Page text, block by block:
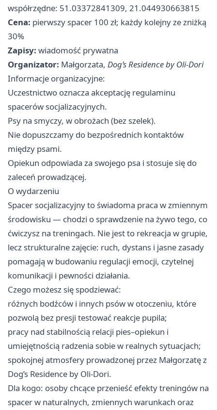
współrzędne: 51.03372841309, 21.044930663815
Cena: pierwszy spacer 100 zł; każdy kolejny ze zniżką
30%
Zapisy: wiadomość prywatna
Organizator: Małgorzata, Dog’s Residence by Oli‑Dori
Informacje organizacyjne:
Uczestnictwo oznacza akceptację regulaminu
spacerów socjalizacyjnych.
Psy na smyczy, w obrożach (bez szelek).
Nie dopuszczamy do bezpośrednich kontaktów
między psami.
Opiekun odpowiada za swojego psa i stosuje się do
zaleceń prowadzącej.
O wydarzeniu
Spacer socjalizacyjny to świadoma praca w zmiennym
środowisku — chodzi o sprawdzenie na żywo tego, co
ćwiczysz na treningach. Nie jest to rekreacja w grupie,
lecz strukturalne zajęcie: ruch, dystans i jasne zasady
pomagają w budowaniu regulacji emocji, czytelnej
komunikacji i pewności działania.
Czego możesz się spodziewać:
różnych bodźców i innych psów w otoczeniu, które
pozwolą bez presji testować reakcje pupila;
pracy nad stabilnością relacji pies–opiekun i
umiejętnością radzenia sobie w realnych sytuacjach;
spokojnej atmosfery prowadzonej przez Małgorzatę z
Dog’s Residence by Oli‑Dori.
Dla kogo: osoby chcące przenieść efekty treningów na
spacer w naturalnych, zmiennych warunkach oraz